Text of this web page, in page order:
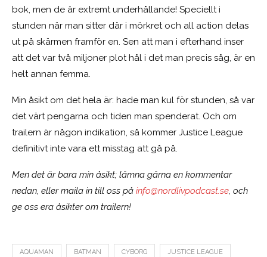
bok, men de är extremt underhållande! Speciellt i
stunden när man sitter där i mörkret och all action delas
ut på skärmen framför en. Sen att man i efterhand inser
att det var två miljoner plot hål i det man precis såg, är en
helt annan femma.
Min åsikt om det hela är: hade man kul för stunden, så var
det värt pengarna och tiden man spenderat. Och om
trailern är någon indikation, så kommer Justice League
definitivt inte vara ett misstag att gå på.
Men det är bara min åsikt; lämna gärna en kommentar
nedan, eller maila in till oss på info@nordlivpodcast.se, och
ge oss era åsikter om trailern!
AQUAMAN BATMAN CYBORG JUSTICE LEAGUE